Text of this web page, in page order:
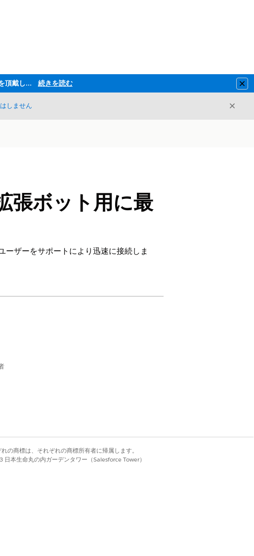
ただいま大変多くのお問い合わせをいただいており、ご連絡までにお時間を頂戴しております 続きを読む
しません 閉じる
張ボット用に最
ザーをサポートにより迅速に接続しま
では、接続パスからバックグラウンドステ
確認手順が必要でした。Agentforce エー
れらの手順がスキップされ、すぐにユーザ
商標は、それぞれの商標所有者に帰属します。
本生命丸の内ガーデンタワー（Salesforce Tower）